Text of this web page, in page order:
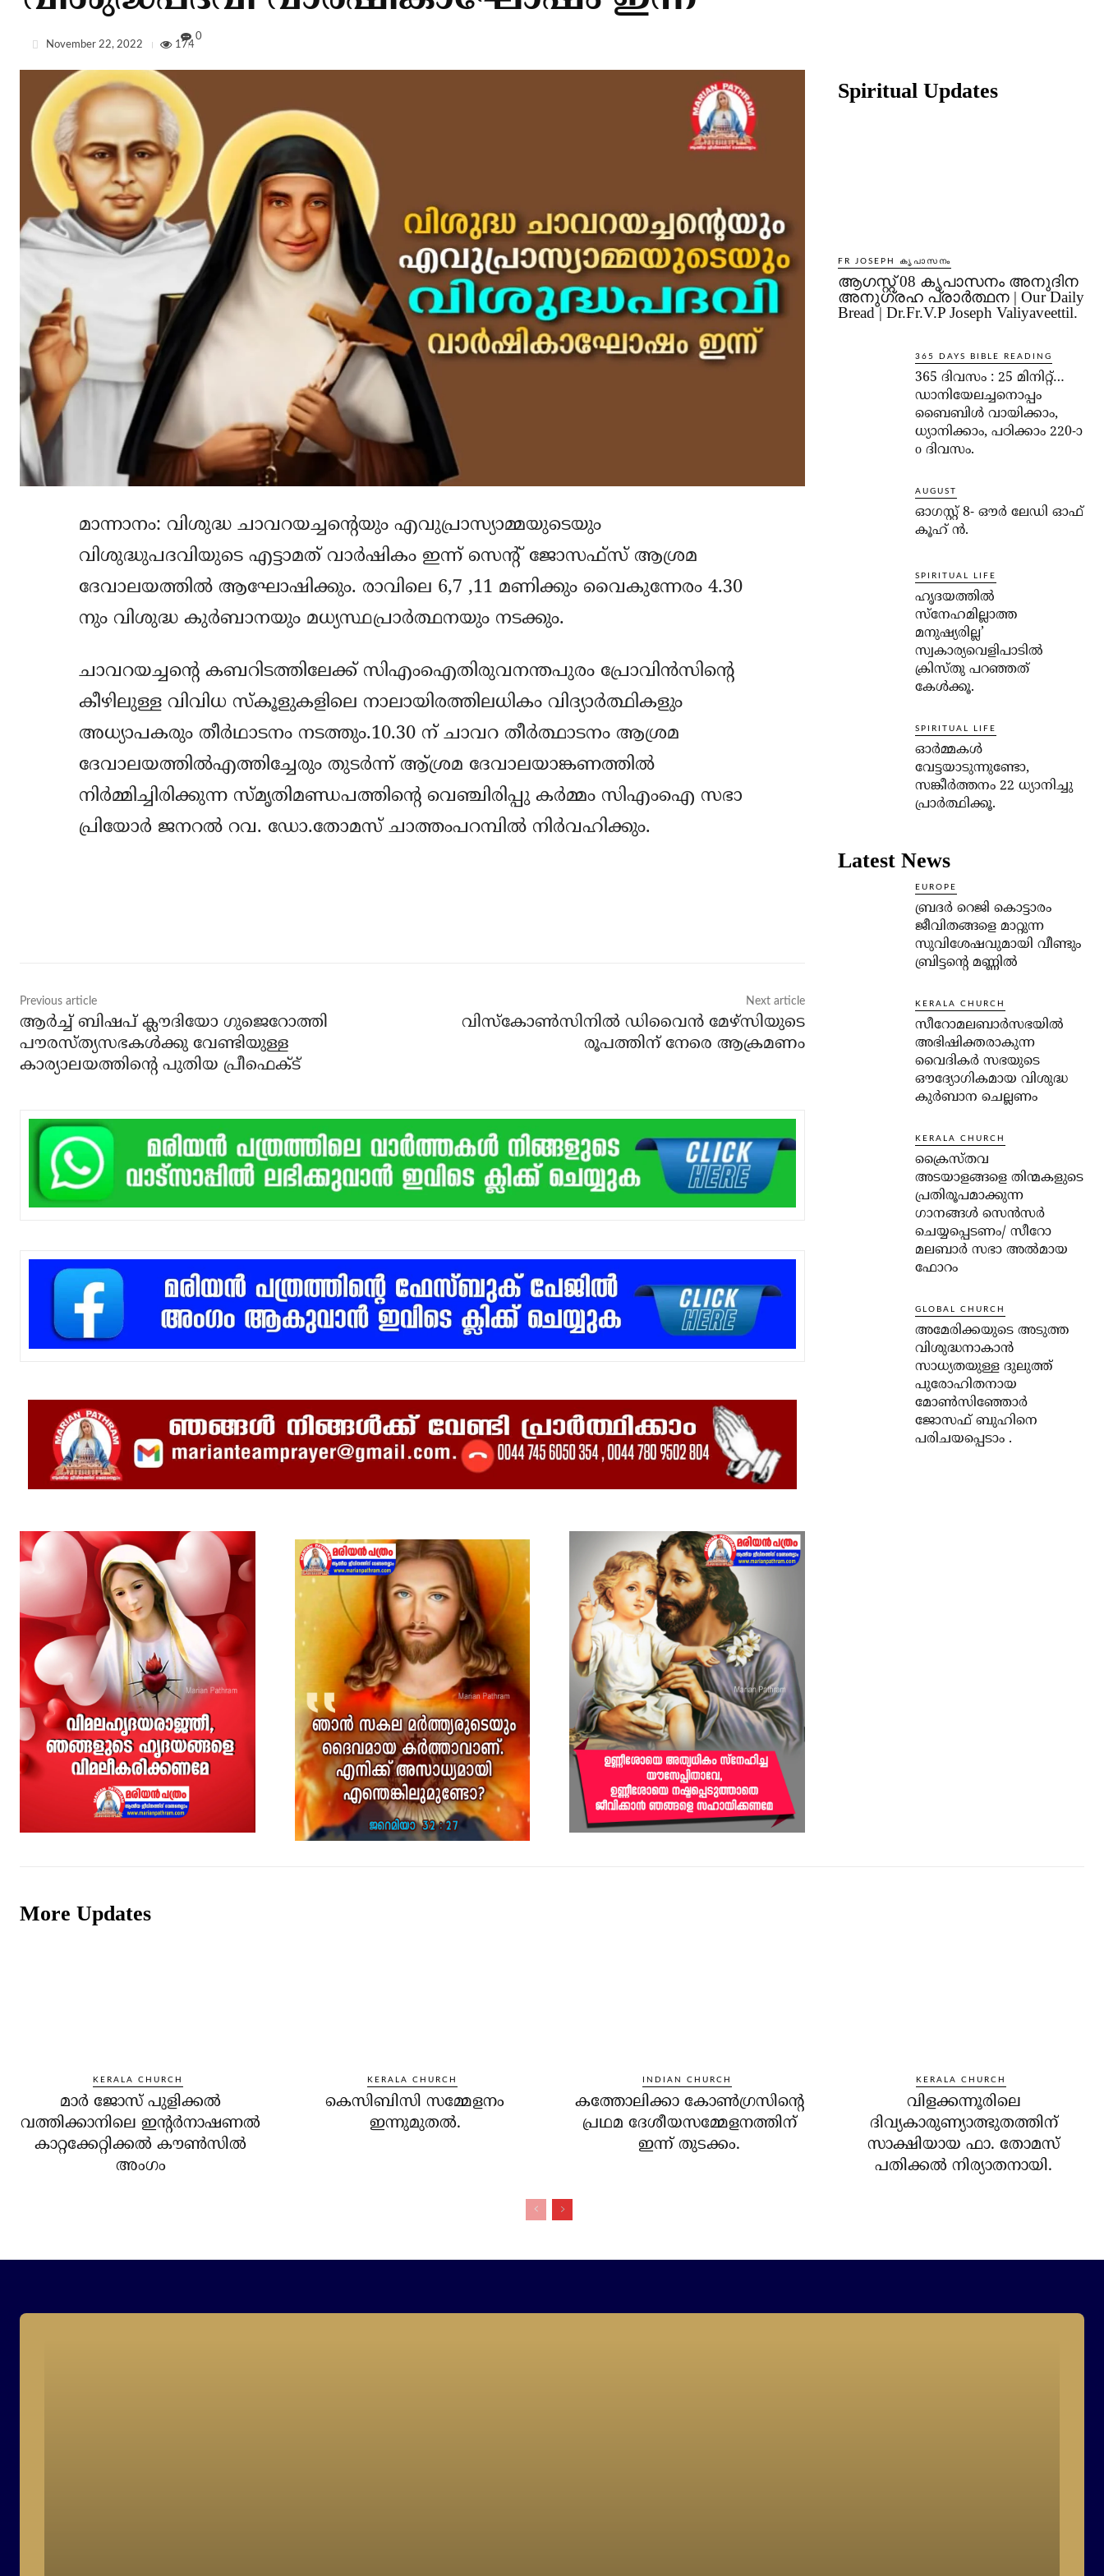
November 22, 2022 174
0
മാന്നാനം: വിശുദ്ധ ചാവറയച്ചന്റെയും എവുപ്രാസ്യാമ്മയുടെയും
വിശുദ്ധുപദവിയുടെ എട്ടാമത് വാര്‍ഷികം ഇന്ന് സെന്റ് ജോസഫ്‌സ് ആശ്രമ
ദേവാലയത്തില്‍ ആഘോഷിക്കും. രാവിലെ 6,7 ,11 മണിക്കും വൈകുന്നേരം 4.30
നും വിശുദ്ധ കുര്‍ബാനയും മധ്യസ്ഥപ്രാര്‍ത്ഥനയും നടക്കും.
ചാവറയച്ചന്റെ കബറിടത്തിലേക്ക് സിഎംഐതിരുവനന്തപുരം പ്രോവിന്‍സിന്റെ
കീഴിലുള്ള വിവിധ സ്‌കൂളുകളിലെ നാലായിരത്തിലധികം വിദ്യാര്‍ത്ഥികളും
അധ്യാപകരും തീര്‍ഥാടനം നടത്തും.10.30 ന് ചാവറ തീര്‍ത്ഥാടനം ആശ്രമ
ദേവാലയത്തില്‍എത്തിച്ചേരും തുടര്‍ന്ന് ആ്ശ്രമ ദേവാലയാങ്കണത്തില്‍
നിര്‍മ്മിച്ചിരിക്കുന്ന സ്മൃതിമണ്ഡപത്തിന്റെ വെഞ്ചിരിപ്പു കര്‍മ്മം സിഎംഐ സഭാ
പ്രിയോര്‍ ജനറല്‍ റവ. ഡോ.തോമസ് ചാത്തംപറമ്പില്‍ നിര്‍വഹിക്കും.
Previous article
ആര്‍ച്ച് ബിഷപ് ക്ലൗദിയോ ഗുജെറോത്തി
പൗരസ്ത്യസഭകള്‍ക്കു വേണ്ടിയുള്ള
കാര്യാലയത്തിന്റെ പുതിയ പ്രീഫെക്ട്
Next article
വിസ്‌കോണ്‍സിനില്‍ ഡിവൈന്‍ മേഴ്‌സിയുടെ
രൂപത്തിന് നേരെ ആക്രമണം
Spiritual Updates
FR JOSEPH കൃപാസനം
ആഗസ്റ്റ് 08 കൃപാസനം അനുദിന
അനുഗ്രഹ പ്രാർത്ഥന | Our Daily
Bread | Dr.Fr.V.P Joseph Valiyaveettil.
365 DAYS BIBLE READING
365 ദിവസം : 25 മിനിറ്റ്…
ഡാനിയേലച്ചനൊപ്പം
ബൈബിൾ വായിക്കാം,
ധ്യാനിക്കാം, പഠിക്കാം 220-ാ
o ദിവസം.
AUGUST
ഓഗസ്റ്റ് 8- ഔര്‍ ലേഡി ഓഫ്
കൂഹ് ന്‍.
SPIRITUAL LIFE
ഹൃദയത്തില്‍
സ്‌നേഹമില്ലാത്ത
മനുഷ്യരില്ല’
സ്വകാര്യവെളിപാടില്‍
ക്രിസ്തു പറഞ്ഞത്
കേള്‍ക്കൂ.
SPIRITUAL LIFE
ഓര്‍മ്മകള്‍
വേട്ടയാടുന്നുണ്ടോ,
സങ്കീര്‍ത്തനം 22 ധ്യാനിച്ചു
പ്രാര്‍ത്ഥിക്കൂ.
Latest News
EUROPE
ബ്രദർ റെജി കൊട്ടാരം
ജീവിതങ്ങളെ മാറ്റുന്ന
സുവിശേഷവുമായി വീണ്ടും
ബ്രിട്ടന്റെ മണ്ണിൽ
KERALA CHURCH
സീറോമലബാർസഭയിൽ
അഭിഷിക്തരാകുന്ന
വൈദികർ സഭയുടെ
ഔദ്യോഗികമായ വിശുദ്ധ
കുർബാന ചെല്ലണം
KERALA CHURCH
ക്രൈസ്തവ
അടയാളങ്ങളെ തിന്മകളുടെ
പ്രതിരൂപമാക്കുന്ന
ഗാനങ്ങൾ സെൻസർ
ചെയ്യപ്പെടണം/ സീറോ
മലബാർ സഭാ അൽമായ
ഫോറം
GLOBAL CHURCH
അമേരിക്കയുടെ അടുത്ത
വിശുദ്ധനാകാൻ
സാധ്യതയുള്ള ദുലുത്ത്
പുരോഹിതനായ
മോൺസിഞ്ഞോർ
ജോസഫ് ബുഹിനെ
പരിചയപ്പെടാം .
More Updates
KERALA CHURCH
മാര്‍ ജോസ് പുളിക്കല്‍
വത്തിക്കാനിലെ ഇന്റര്‍നാഷണല്‍
കാറ്റക്കേറ്റിക്കല്‍ കൗണ്‍സില്‍
അംഗം
KERALA CHURCH
കെസിബിസി സമ്മേളനം
ഇന്നുമുതല്‍.
INDIAN CHURCH
കത്തോലിക്കാ കോണ്‍ഗ്രസിന്റെ
പ്രഥമ ദേശീയസമ്മേളനത്തിന്
ഇന്ന് തുടക്കം.
KERALA CHURCH
വിളക്കന്നൂരിലെ
ദിവ്യകാരുണ്യാത്ഭുതത്തിന്
സാക്ഷിയായ ഫാ. തോമസ്
പതിക്കല്‍ നിര്യാതനായി.